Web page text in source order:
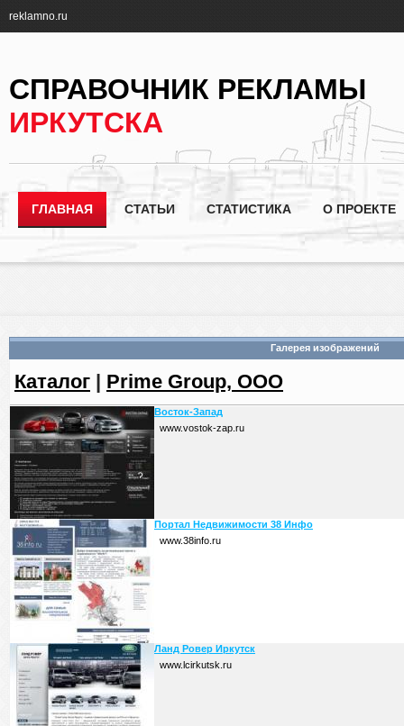
reklamno.ru
СПРАВОЧНИК РЕКЛАМЫ
ИРКУТСКА
ГЛАВНАЯ СТАТЬИ СТАТИСТИКА О ПРОЕКТЕ
Галерея изображений
Каталог | Prime Group, ООО
Восток-Запад
www.vostok-zap.ru
Портал Недвижимости 38 Инфо
www.38info.ru
Ланд Ровер Иркутск
www.lcirkutsk.ru